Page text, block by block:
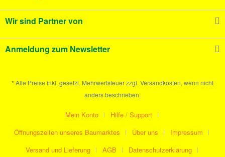
Wir sind Partner von
Anmeldung zum Newsletter
* Alle Preise inkl. gesetzl. Mehrwertsteuer zzgl. Versandkosten, wenn nicht
anders beschrieben.
Mein Konto
Hilfe / Support
Öffnungszeiten unseres Baumarktes
Über uns
Impressum
Versand und Lieferung
AGB Datenschutzerklärung